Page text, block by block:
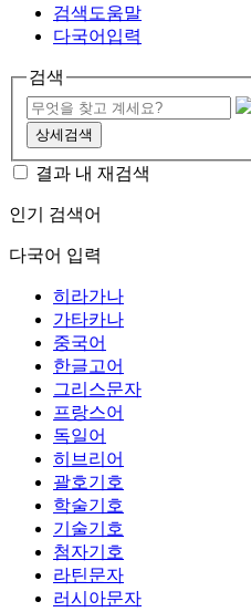
검색도움말
다국어입력
검색
상세검색
결과 내 재검색
인기 검색어
다국어 입력
히라가나
가타카나
중국어
한글고어
그리스문자
프랑스어
독일어
히브리어
괄호기호
학술기호
기술기호
첨자기호
라틴문자
러시아문자